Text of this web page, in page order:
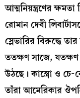
আত্মনিয়ন্ত্রণের
রোমান দেবী
স্লেভারির বিরুদ্ধে
ততক্ষণ সাজে, যতক্ষণ
উঠছে। কাস্ত্রো ও চে-
তাঁরা আমেরিকার